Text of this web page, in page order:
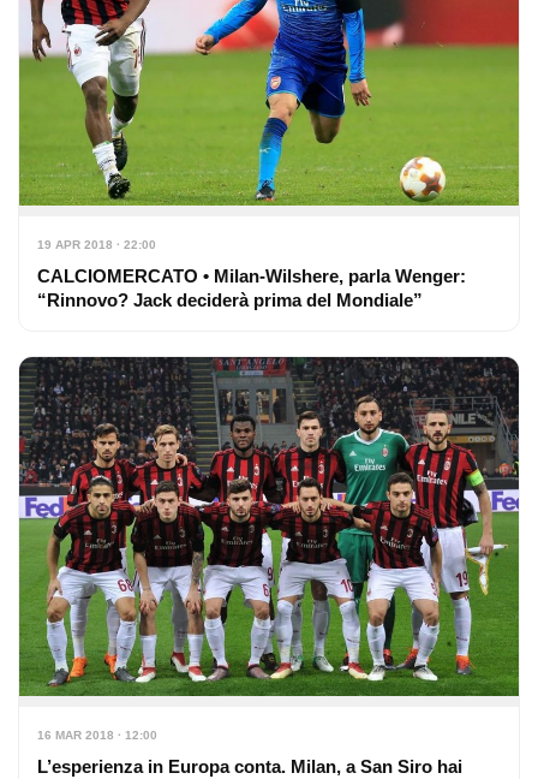
19 APR 2018 · 22:00
CALCIOMERCATO • Milan-Wilshere, parla Wenger:
“Rinnovo? Jack deciderà prima del Mondiale”
16 MAR 2018 · 12:00
L’esperienza in Europa conta. Milan, a San Siro hai